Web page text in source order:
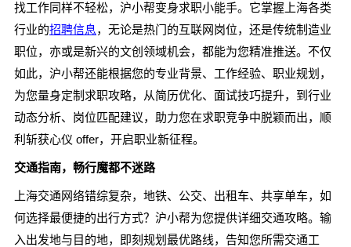
找工作同样不轻松，沪小帮变身求职小能手。它掌握上海各类
行业的招聘信息，无论是热门的互联网岗位，还是传统制造业
职位，亦或是新兴的文创领域机会，都能为您精准推送。不仅
如此，沪小帮还能根据您的专业背景、工作经验、职业规划，
为您量身定制求职攻略，从简历优化、面试技巧提升，到行业
动态分析、岗位匹配建议，助力您在求职竞争中脱颖而出，顺
利斩获心仪 offer，开启职业新征程。
交通指南，畅行魔都不迷路
上海交通网络错综复杂，地铁、公交、出租车、共享单车，如
何选择最便捷的出行方式？沪小帮为您提供详细交通攻略。输
入出发地与目的地，即刻规划最优路线，告知您所需交通工